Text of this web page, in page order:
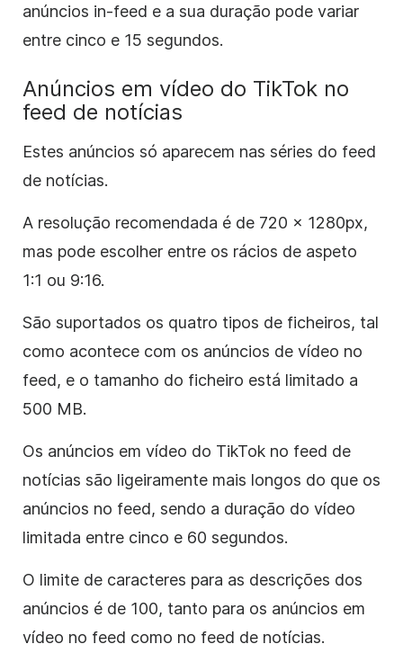
anúncios in-feed e a sua duração pode variar
entre cinco e 15 segundos.
Anúncios em vídeo do TikTok no
feed de notícias
Estes anúncios só aparecem nas séries do feed
de notícias.
A resolução recomendada é de 720 × 1280px,
mas pode escolher entre os rácios de aspeto
1:1 ou 9:16.
São suportados os quatro tipos de ficheiros, tal
como acontece com os anúncios de vídeo no
feed, e o tamanho do ficheiro está limitado a
500 MB.
Os anúncios em vídeo do TikTok no feed de
notícias são ligeiramente mais longos do que os
anúncios no feed, sendo a duração do vídeo
limitada entre cinco e 60 segundos.
O limite de caracteres para as descrições dos
anúncios é de 100, tanto para os anúncios em
vídeo no feed como no feed de notícias.